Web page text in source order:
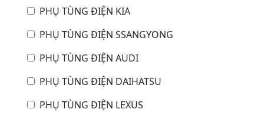
PHỤ TÙNG ĐIỆN KIA
PHỤ TÙNG ĐIỆN SSANGYONG
PHỤ TÙNG ĐIỆN AUDI
PHỤ TÙNG ĐIỆN DAIHATSU
PHỤ TÙNG ĐIỆN LEXUS